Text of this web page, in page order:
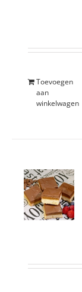
Toevoegen
aan
winkelwagen